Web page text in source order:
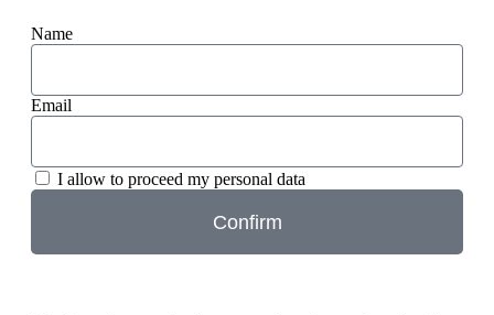
Name
Email
I allow to proceed my personal data
Confirm